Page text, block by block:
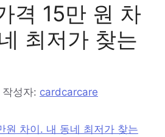
격 15만 원 차
최저가 찾는
작성자: cardcarcare